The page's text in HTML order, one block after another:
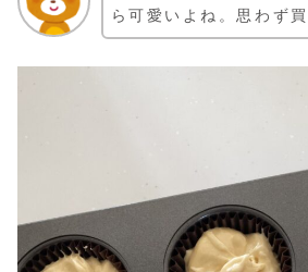
ら可愛いよね。思わず